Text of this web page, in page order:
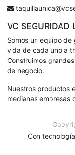
VC SEGURIDAD
Somos un equipo de
vida de cada uno a
Construimos
de negocio.
Nuestros productos
medianas empresas
Con